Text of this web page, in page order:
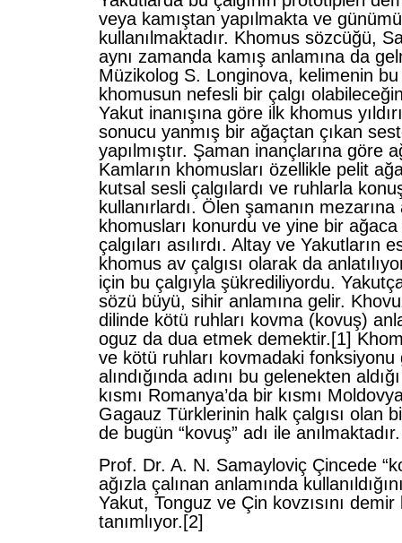
veya kamıştan yapılmakta ve
kullanılmaktadır. Khomus sözcüğü,
aynı zamanda kamış anlamına da
Müzikolog S. Longinova, kelimenin
khomusun nefesli bir çalgı
Yakut inanışına göre ilk khomus
sonucu yanmış bir ağaçtan çıkan
yapılmıştır. Şaman inançlarına göre
Kamların khomusları özellikle pelit
kutsal sesli çalgılardı ve ruhlarla
kullanırlardı. Ölen şamanın
khomusları konurdu ve yine bir ağaca
çalgıları asılırdı. Altay ve Yakutların
khomus av çalgısı olarak da
için bu çalgıyla şükrediliyordu.
sözü büyü, sihir anlamına gelir.
dilinde kötü ruhları kovma (kovuş)
oguz da dua etmek demektir. [1]
ve kötü ruhları kovmadaki fonksiyonu
alındığında adını bu gelenekten
kısmı Romanya’da bir kısmı
Gagauz Türklerinin halk çalgısı olan
de bugün “kovuş” adı ile anılmaktadır.
Prof. Dr. A. N. Samayloviç Çincede
ağızla çalınan anlamında
Yakut, Tonguz ve Çin kovzısını
tanımlıyor. [2]